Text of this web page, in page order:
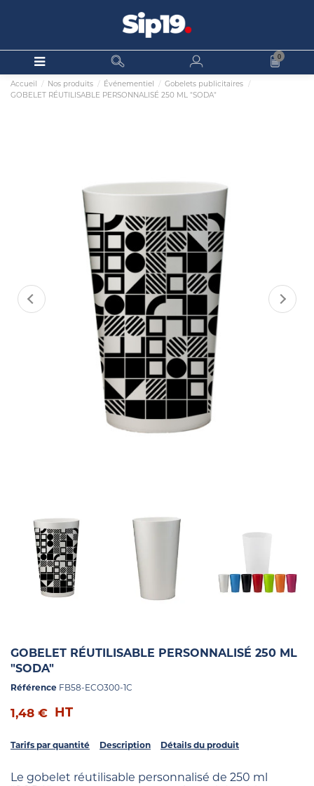
0
Accueil Nos produits Événementiel
Gobelets publicitaires
GOBELET RÉUTILISABLE PERSONNALISÉ 250 ML "SODA"
GOBELET RÉUTILISABLE PERSONNALISÉ 250 ML
"SODA"
Référence FB58-ECO300-1C
1,48 € HT
Tarifs par quantité Description Détails du produit
Le gobelet réutilisable personnalisé de 250 ml